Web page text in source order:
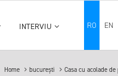
INTERVIU RO EN
Home bucurești Casa cu acolade